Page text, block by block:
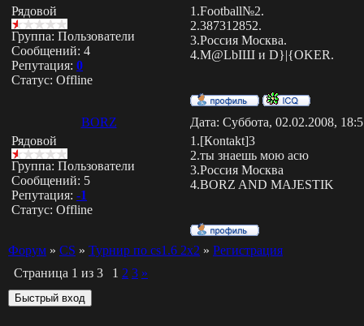
Рядовой
Группа: Пользователи
Сообщений: 4
Репутация: 0
Статус: Offline
1.Football№2.
2.387312852.
3.Россия Москва.
4.M@LbIШ и D}|{OKER.
BORZ
Дата: Суббота, 02.02.2008,
Рядовой
Группа: Пользователи
Сообщений: 5
Репутация: -1
Статус: Offline
1.[Кontakt]3
2.ты знаешь мою асю
3.Россия Москва
4.BORZ AND MAJESTIK
Форум » СS » Турнир по cs1.6 2x2 » Регистрация
Страница 1 из 3 1 2 3 »